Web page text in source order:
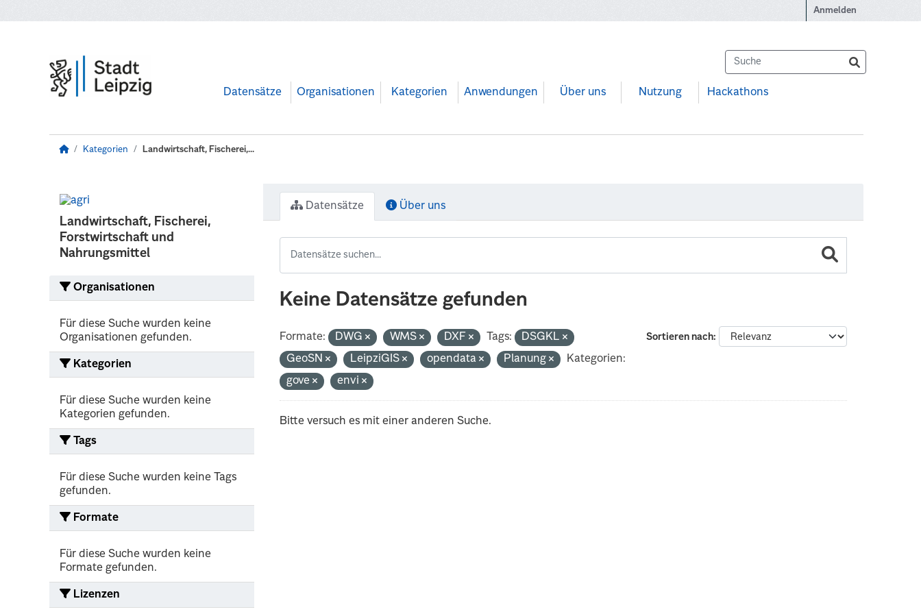
Anmelden
Datensätze Organisationen Kategorien Anwendungen Über uns Nutzung Hackathons
Kategorien Landwirtschaft, Fischerei,...
Landwirtschaft, Fischerei,
Forstwirtschaft und
Nahrungsmittel
Organisationen
Für diese Suche wurden keine
Organisationen gefunden.
Kategorien
Für diese Suche wurden keine
Kategorien gefunden.
Tags
Für diese Suche wurden keine Tags
gefunden.
Formate
Für diese Suche wurden keine
Formate gefunden.
Lizenzen
Datensätze Über uns
Keine Datensätze gefunden
Sortieren nach
Formate: DWG WMS DXF Tags:
DSGKL
GeoSN
LeipziGIS opendata Planung
Kategorien:
gove
envi
Bitte versuch es mit einer anderen Suche.